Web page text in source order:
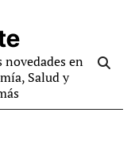
en
Salud y